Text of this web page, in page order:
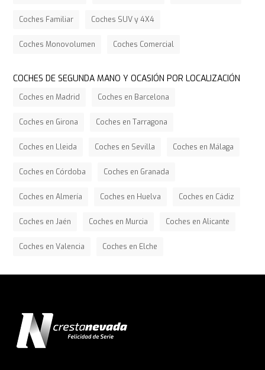
Coches Familiar Coches SUV y 4X4
Coches Monovolumen Coches Comercial
COCHES DE SEGUNDA MANO Y OCASIÓN POR LOCALIZACIÓN
Coches en Madrid Coches en Barcelona
Coches en Girona Coches en Tarragona
Coches en Lleida Coches en Sevilla Coches en Málaga
Coches en Córdoba Coches en Granada
Coches en Almería Coches en Huelva Coches en Cádiz
Coches en Jaén Coches en Murcia Coches en Alicante
Coches en Valencia Coches en Elche